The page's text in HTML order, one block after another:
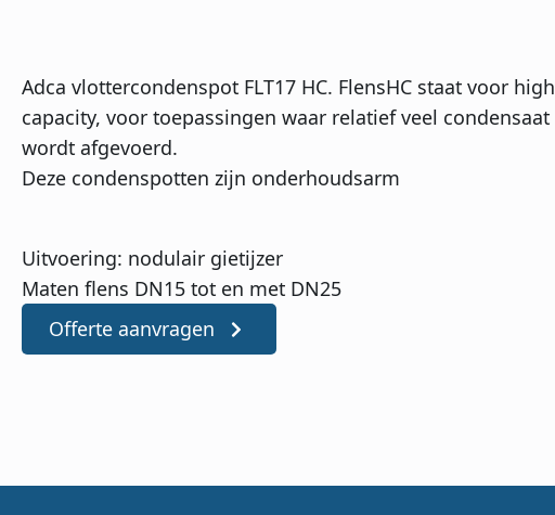
Adca vlottercondenspot FLT17 HC. FlensHC staat voor high
capacity, voor toepassingen waar relatief veel condensaat
wordt afgevoerd.
Deze condenspotten zijn onderhoudsarm
Uitvoering: nodulair gietijzer
Maten flens DN15 tot en met DN25
Offerte aanvragen